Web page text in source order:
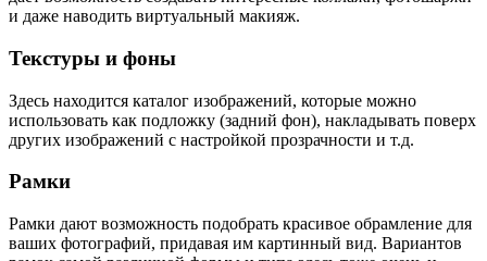
и даже наводить виртуальный макияж.
Текстуры и фоны
Здесь находится каталог изображений, которые можно
использовать как подложку (задний фон), накладывать поверх
других изображений с настройкой прозрачности и т.д.
Рамки
Рамки дают возможность подобрать красивое обрамление для
ваших фотографий, придавая им картинный вид. Вариантов